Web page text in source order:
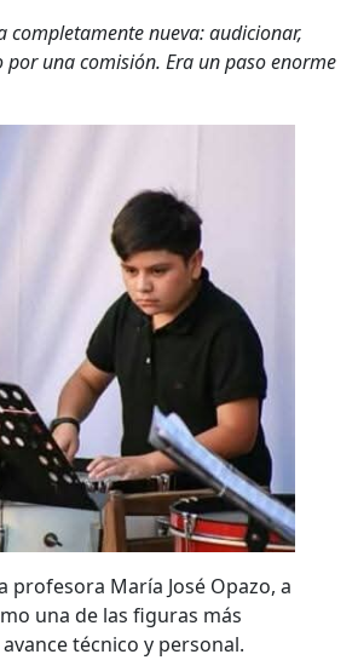
completamente nueva: audicionar,
por una comisión. Era un paso enorme
profesora María José Opazo, a
una de las figuras más
técnico y personal.